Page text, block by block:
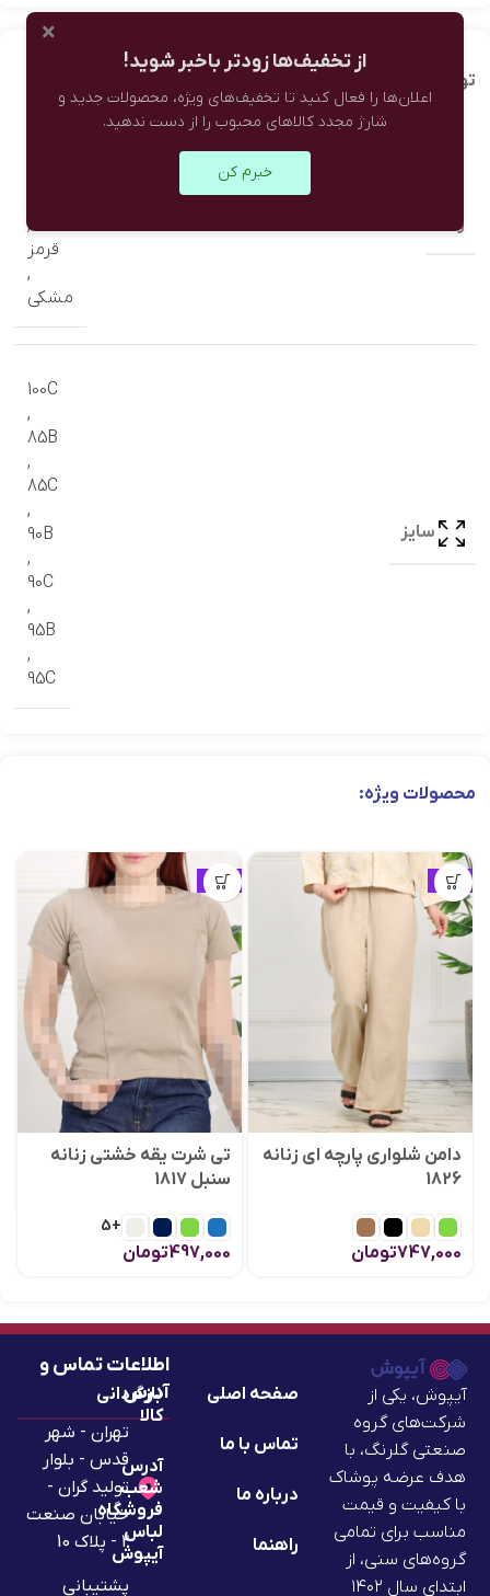
توضیحات تکمیلی
رنگ
,
قرمز
,
مشکی
سایز
100C
,
85B
,
85C
,
90B
,
90C
,
95B
,
95C
محصولات ویژه:
ویژه
دامن شلواری پارچه‌ ای زنانه
1826
747,000تومان
ویژه
تی شرت یقه خشتی زنانه
سنبل 1817
+5
497,000تومان
آیپوش، یکی از
شرکت‌های گروه
صنعتی گلرنگ، با
هدف عرضه پوشاک
با کیفیت و قیمت
مناسب برای تمامی
گروه‌های سنی، از
ابتدای سال ۱۴۰۲
صفحه اصلی
تماس با ما
درباره ما
راهنما
بازگردانی
کالا
آدرس
شعب
فروشگاه
لباس
آیپوش
تهران - شهر
قدس - بلوار
تولید گران -
خیابان صنعت
2 - پلاک 10
پشتیبانی
اطلاعات تماس و
آدرس
×
از تخفیف‌ها زودتر باخبر شوید!
اعلان‌ها را فعال کنید تا تخفیف‌های ویژه، محصولات جدید و
شارژ مجدد کالاهای محبوب را از دست ندهید.
خبرم کن